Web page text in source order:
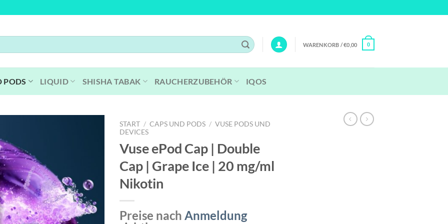
WARENKORB /€0,00 0
PODS LIQUID SHISHA TABAK RAUCHERZUBEHÖR IQOS
START / CAPS UND PODS / VUSE PODS UND
DEVICES
Vuse ePod Cap | Double
Cap | Grape Ice | 20 mg/ml
Nikotin
Preise nach Anmeldung